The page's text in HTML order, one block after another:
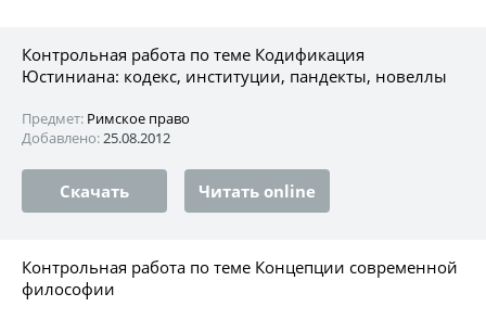
Контрольная работа по теме Кодификация
Юстиниана: кодекс, институции, пандекты, новеллы
Предмет: Римское право
Добавлено:25.08.2012
Скачать Читать online
Контрольная работа по теме Концепции современной
философии